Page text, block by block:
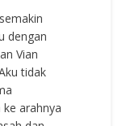
dengan
Vian
tidak
arahnya